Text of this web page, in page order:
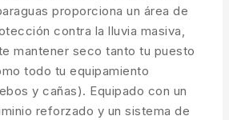
proporciona un área de
contra la lluvia masiva,
mantener seco tanto tu puesto
todo tu equipamiento
y cañas). Equipado con un
reforzado y un sistema de